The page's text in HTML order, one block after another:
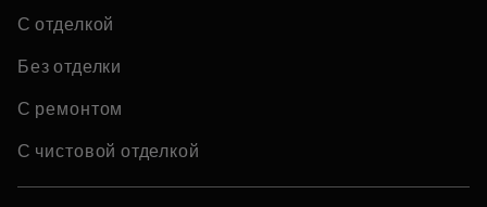
С отделкой
Без отделки
С ремонтом
С чистовой отделкой